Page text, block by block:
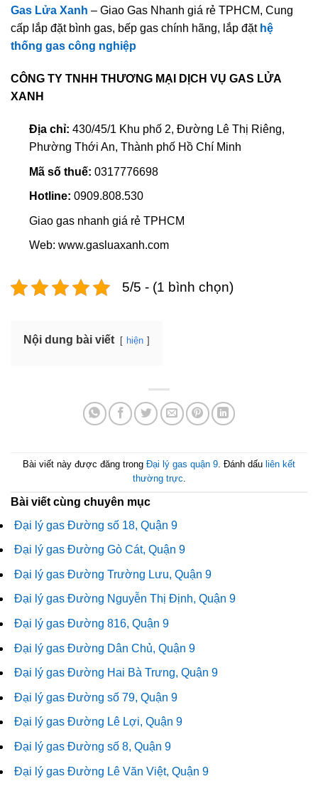
Gas Lửa Xanh – Giao Gas Nhanh giá rẻ TPHCM, Cung
cấp lắp đặt bình gas, bếp gas chính hãng, lắp đặt hệ
thống gas công nghiệp
CÔNG TY TNHH THƯƠNG MẠI DỊCH VỤ GAS LỬA
XANH
Địa chỉ: 430/45/1 Khu phố 2, Đường Lê Thị Riêng,
Phường Thới An, Thành phố Hồ Chí Minh
Mã số thuế: 0317776698
Hotline: 0909.808.530
Giao gas nhanh giá rẻ TPHCM
Web: www.gasluaxanh.com
5/5 - (1 bình chọn)
Nội dung bài viết hiện
Bài viết này được đăng trong Đại lý gas quận 9 . Đánh dấu liên kết
thường trực
Bài viết cùng chuyên mục
Đại lý gas Đường số 18, Quận 9
Đại lý gas Đường Gò Cát, Quận 9
Đại lý gas Đường Trường Lưu, Quận 9
Đại lý gas Đường Nguyễn Thị Định, Quận 9
Đại lý gas Đường 816, Quận 9
Đại lý gas Đường Dân Chủ, Quận 9
Đại lý gas Đường Hai Bà Trưng, Quận 9
Đại lý gas Đường số 79, Quận 9
Đại lý gas Đường Lê Lợi, Quận 9
Đại lý gas Đường số 8, Quận 9
Đại lý gas Đường Lê Văn Việt, Quận 9